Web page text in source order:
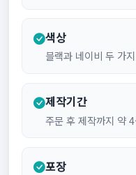
색상
블랙과 네이비 두 가
제작기간
주문 후 제작까지 약
포장